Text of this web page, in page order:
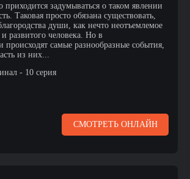
приходится задумываться о таком явлении
Таковая просто обязана существовать,
души, как нечто неотъемлемое
развитого человека. Но в
происходят самые разнообразные события,
из них...
- 10 серия
СМОТРЕТЬ ОНЛАЙН